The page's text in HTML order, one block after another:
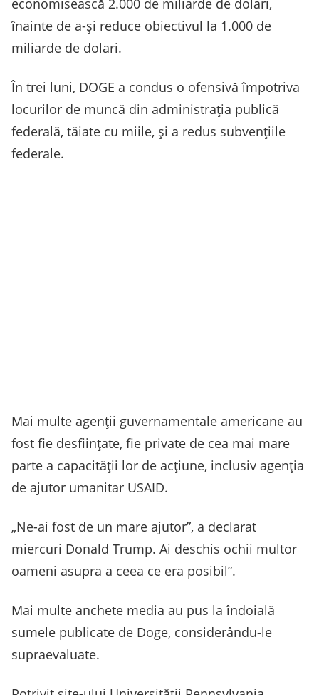
economisească 2.000 de miliarde de dolari,
înainte de a-şi reduce obiectivul la 1.000 de
miliarde de dolari.
În trei luni, DOGE a condus o ofensivă împotriva
locurilor de muncă din administraţia publică
federală, tăiate cu miile, şi a redus subvenţiile
federale.
Mai multe agenţii guvernamentale americane au
fost fie desfiinţate, fie private de cea mai mare
parte a capacităţii lor de acţiune, inclusiv agenţia
de ajutor umanitar USAID.
„Ne-ai fost de un mare ajutor”, a declarat
miercuri Donald Trump. Ai deschis ochii multor
oameni asupra a ceea ce era posibil”.
Mai multe anchete media au pus la îndoială
sumele publicate de Doge, considerându-le
supraevaluate.